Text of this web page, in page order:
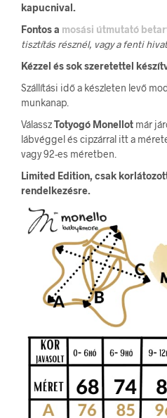
kapucnival.
Fontos a mosási útmutató
tisztítás résznél, vagy a fenti
Kézzel és sok szeretettel
Szállítási idő a készleten levő
munkanap.
VálasszTotyogó Monellot már
lábvéggel és cipzárral itt a
vagy 92-es méretben.
Limited Edition, csak
rendelkezésre.